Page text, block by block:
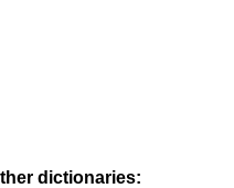
dictionaries: